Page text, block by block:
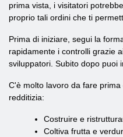
prima vista, i visitatori
proprio tali ordini che ti
Prima di iniziare, segui la
rapidamente i controlli grazie
sviluppatori. Subito dopo puoi
C'è molto lavoro da fare
redditizia:
Costruire e
Coltiva frutta e